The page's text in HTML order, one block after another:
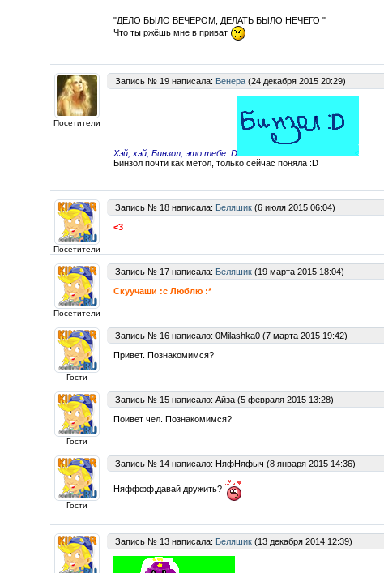
"ДЕЛО БЫЛО ВЕЧЕРОМ, ДЕЛАТЬ БЫЛО НЕЧЕГО "
Что ты ржёшь мне в приват
Посетители
Запись № 19 написала: Венера (24 декабря 2015 20:29)
Хэй, хэй, Бинзол, это тебе :D
Бинзол почти как метол, только сейчас поняла :D
Посетители
Запись № 18 написала: Беляшик (6 июля 2015 06:04)
<3
Посетители
Запись № 17 написала: Беляшик (19 марта 2015 18:04)
Скуучаши :с Люблю :*
Гости
Запись № 16 написало: 0Milashka0 (7 марта 2015 19:42)
Привет. Познакомимся?
Гости
Запись № 15 написало: Айза (5 февраля 2015 13:28)
Поивет чел. Познакомимся?
Гости
Запись № 14 написало: НяфНяфыч (8 января 2015 14:36)
Няфффф,давай дружить?
Запись № 13 написала: Беляшик (13 декабря 2014 12:39)